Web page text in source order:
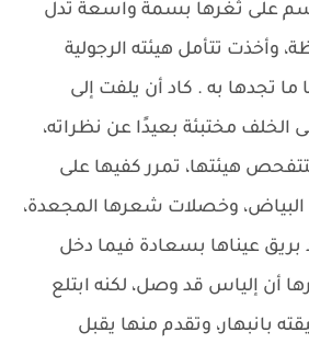
على ثغرها بسمة واسعة تدل
وأخذت تتأمل هيئته الرجولية
ما تجدها به . كاد أن يلفت إلى
الخلف مختبئة بعيدًا عن نظراته،
هيئتها، تمرر كفيها على
البياض، وخصلات شعرها المجعدة،
بريق عيناها بسعادة فيما دخل
أن إلياس قد وصل، لكنه ابتلع
بانبهار، وتقدم منها يقبل